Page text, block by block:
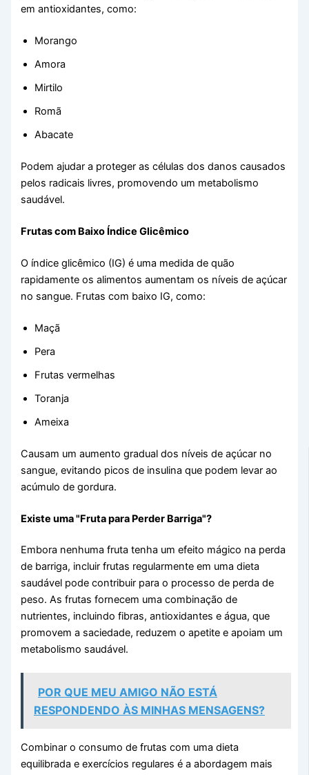
em antioxidantes, como:
Morango
Amora
Mirtilo
Romã
Abacate
Podem ajudar a proteger as células dos danos causados
pelos radicais livres, promovendo um metabolismo
saudável.
Frutas com Baixo Índice Glicêmico
O índice glicêmico (IG) é uma medida de quão
rapidamente os alimentos aumentam os níveis de açúcar
no sangue. Frutas com baixo IG, como:
Maçã
Pera
Frutas vermelhas
Toranja
Ameixa
Causam um aumento gradual dos níveis de açúcar no
sangue, evitando picos de insulina que podem levar ao
acúmulo de gordura.
Existe uma "Fruta para Perder Barriga"?
Embora nenhuma fruta tenha um efeito mágico na perda
de barriga, incluir frutas regularmente em uma dieta
saudável pode contribuir para o processo de perda de
peso. As frutas fornecem uma combinação de
nutrientes, incluindo fibras, antioxidantes e água, que
promovem a saciedade, reduzem o apetite e apoiam um
metabolismo saudável.
POR QUE MEU AMIGO NÃO ESTÁ
RESPONDENDO ÀS MINHAS MENSAGENS?
Combinar o consumo de frutas com uma dieta
equilibrada e exercícios regulares é a abordagem mais